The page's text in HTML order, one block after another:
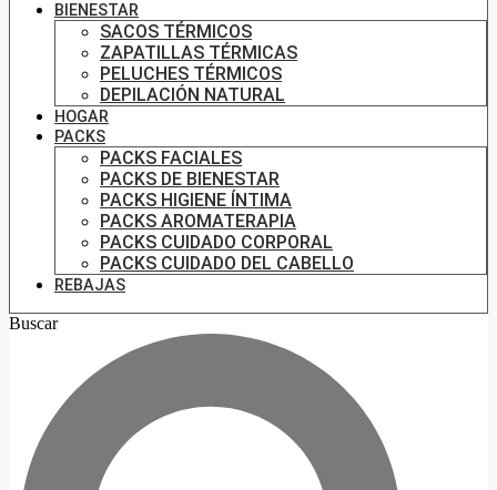
BIENESTAR
SACOS TÉRMICOS
ZAPATILLAS TÉRMICAS
PELUCHES TÉRMICOS
DEPILACIÓN NATURAL
HOGAR
PACKS
PACKS FACIALES
PACKS DE BIENESTAR
PACKS HIGIENE ÍNTIMA
PACKS AROMATERAPIA
PACKS CUIDADO CORPORAL
PACKS CUIDADO DEL CABELLO
REBAJAS
Buscar